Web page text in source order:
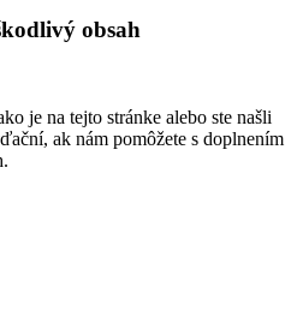
obsah
je na tejto stránke alebo ste našli
ak nám pomôžete s doplnením